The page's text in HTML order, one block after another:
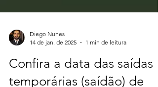
Diego Nunes
1 min de leitura